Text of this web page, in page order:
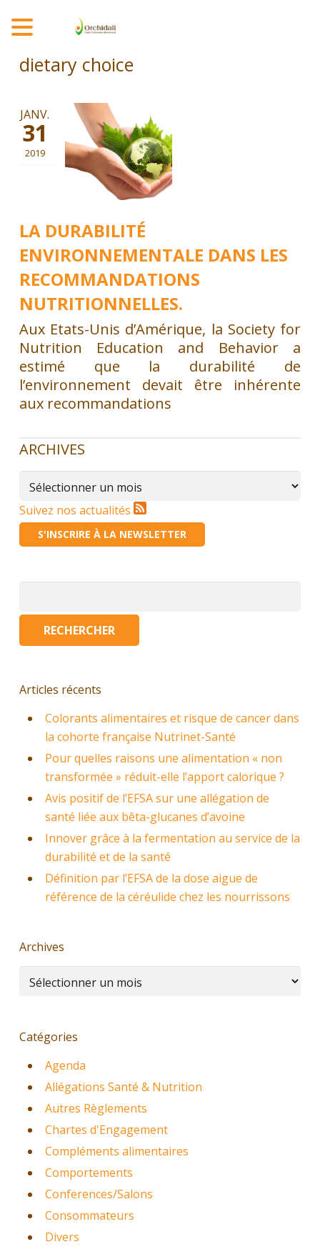
dietary choice
LA DURABILITÉ
ENVIRONNEMENTALE DANS LES
RECOMMANDATIONS
NUTRITIONNELLES.
JANV.
31
2019
Aux Etats-Unis d’Amérique, la Society for
Nutrition Education and Behavior a
estimé que la durabilité de
l’environnement devait être inhérente
aux recommandations
ARCHIVES
Archives
Suivez nos actualités
S'INSCRIRE À LA NEWSLETTER
Articles récents
Colorants alimentaires et risque de cancer dans
la cohorte française Nutrinet-Santé
Pour quelles raisons une alimentation « non
transformée » réduit-elle l’apport calorique ?
Avis positif de l’EFSA sur une allégation de
santé liée aux bêta-glucanes d’avoine
Innover grâce à la fermentation au service de la
durabilité et de la santé
Définition par l’EFSA de la dose aigue de
référence de la céréulide chez les nourrissons
Archives
Archives
Catégories
Agenda
Allégations Santé & Nutrition
Autres Règlements
Chartes d'Engagement
Compléments alimentaires
Comportements
Conferences/Salons
Consommateurs
Divers